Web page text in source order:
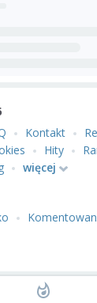
Kontakt
Hity
więcej